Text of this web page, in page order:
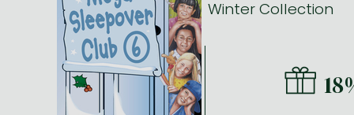
Winter Collection